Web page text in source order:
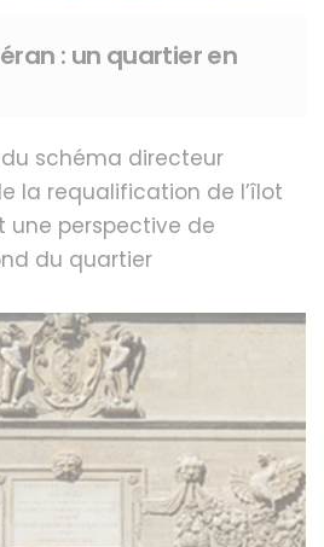
: un quartier en
schéma directeur
la requalification de l’îlot
une perspective de
du quartier